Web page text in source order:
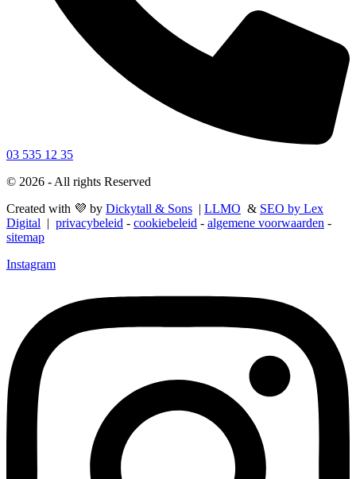
03 535 12 35
© 2026 - All rights Reserved
Created with 💜 by Dickytall & Sons | LLMO & SEO by Lex
Digital | privacybeleid - cookiebeleid - algemene voorwaarden -
sitemap
Instagram